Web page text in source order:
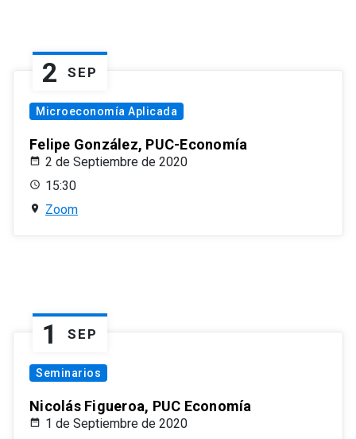
2 SEP
Microeconomía Aplicada
Felipe González, PUC-Economía
2 de Septiembre de 2020
15:30
Zoom
1 SEP
Seminarios
Nicolás Figueroa, PUC Economía
1 de Septiembre de 2020